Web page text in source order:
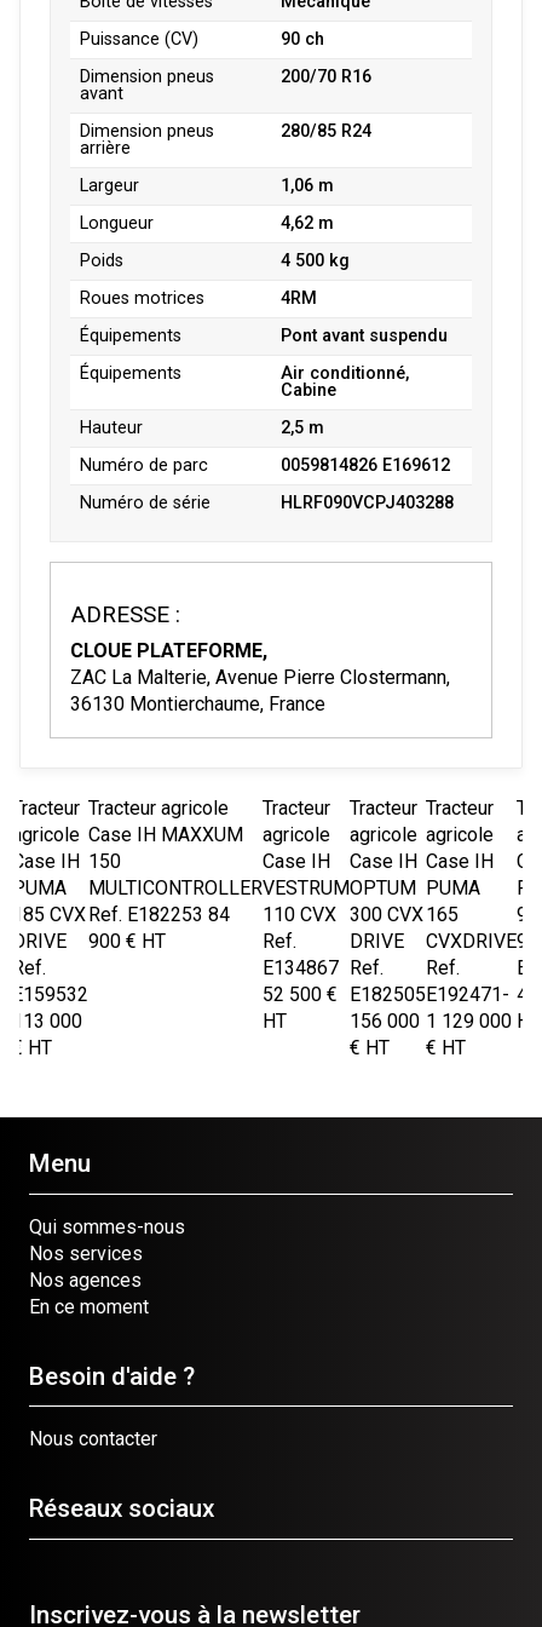
Puissance (CV)
90 ch
Dimension pneus
avant
200/70 R16
Dimension pneus
arrière
280/85 R24
Largeur
1,06 m
Longueur
4,62 m
Poids
4 500 kg
Roues motrices
4RM
Équipements
Pont avant suspendu
Équipements
Air conditionné,
Cabine
Hauteur
2,5 m
Numéro de parc
0059814826 E169612
Numéro de série
HLRF090VCPJ403288
ADRESSE :
CLOUE PLATEFORME,
ZAC La Malterie, Avenue Pierre Clostermann,
36130 Montierchaume, France
Tracteur
agricole
Case IH
PUMA
185 CVX
DRIVE
Ref.
E159532
113 000
€ HT
Tracteur agricole
Case IH MAXXUM
150
MULTICONTROLLER
Ref. E182253 84
900 € HT
Tracteur
agricole
Case IH
VESTRUM
110 CVX
Ref.
E134867
52 500 €
HT
Tracteur
agricole
Case IH
OPTUM
300 CVX
DRIVE
Ref.
E182505
156 000
€ HT
Tracteur
agricole
Case IH
PUMA
165
CVXDRIVE
Ref.
E192471-
1 129 000
€ HT
99
HT
Menu
Qui sommes-nous
Nos services
Nos agences
En ce moment
Besoin d'aide ?
Nous contacter
Réseaux sociaux
Inscrivez-vous à la newsletter